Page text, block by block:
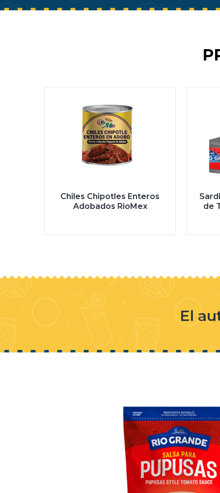
Chiles Chipotles Enteros
Adobados RioMex
de
El